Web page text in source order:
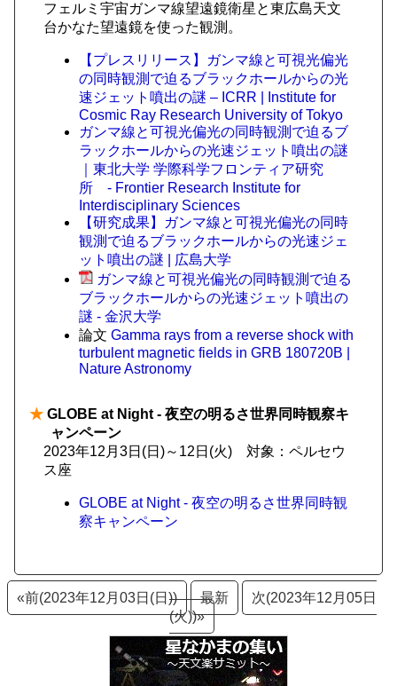
フェルミ宇宙ガンマ線望遠鏡衛星と東広島天文
台かなた望遠鏡を使った観測。
【プレスリリース】ガンマ線と可視光偏光
の同時観測で迫るブラックホールからの光
速ジェット噴出の謎 – ICRR | Institute for
Cosmic Ray Research University of Tokyo
ガンマ線と可視光偏光の同時観測で迫るブ
ラックホールからの光速ジェット噴出の謎
｜東北大学 学際科学フロンティア研究
所 - Frontier Research Institute for
Interdisciplinary Sciences
【研究成果】ガンマ線と可視光偏光の同時
観測で迫るブラックホールからの光速ジェ
ット噴出の謎 | 広島大学
ガンマ線と可視光偏光の同時観測で迫る
ブラックホールからの光速ジェット噴出の
謎 - 金沢大学
論文 Gamma rays from a reverse shock with
turbulent magnetic fields in GRB 180720B |
Nature Astronomy
★ GLOBE at Night - 夜空の明るさ世界同時観察キ
ャンペーン
2023年12月3日(日)～12日(火) 対象：ペルセウ
ス座
GLOBE at Night - 夜空の明るさ世界同時観
察キャンペーン
«前(2023年12月03日(日)) 最新
次(2023年12月05日
(火))»